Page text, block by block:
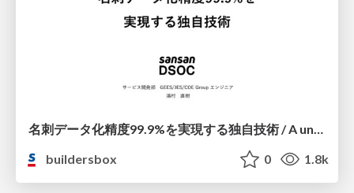
名刺データ化精度99.9%を実現する独自技術 / A unique technology achieved business card data accuracy of 99.9
buildersbox
0 1.8k